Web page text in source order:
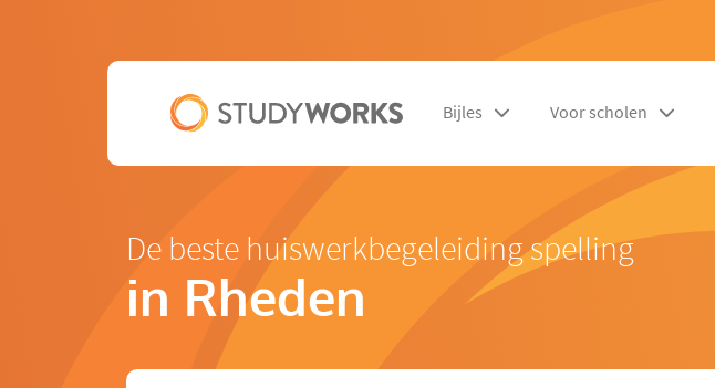
Bijles Voor scholen
De beste huiswerkbegeleiding spelling
in Rheden